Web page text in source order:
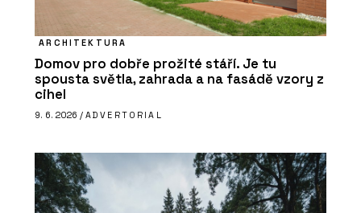
ARCHITEKTURA
Domov pro dobře prožité stáří. Je tu
spousta světla, zahrada a na fasádě vzory z
cihel
9. 6. 2026 / ADVERTORIAL